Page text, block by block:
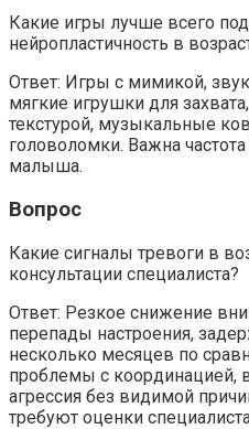
Какие игры лучше всего
нейропластичность в
Ответ: Игры с мимикой,
мягкие игрушки для
текстурой, музыкальные
головоломки. Важна
малыша.
Вопрос
Какие сигналы тревоги в
консультации специалиста?
Ответ: Резкое снижение
перепады настроения,
несколько месяцев по
проблемы с координацией,
агрессия без видимой
требуют оценки